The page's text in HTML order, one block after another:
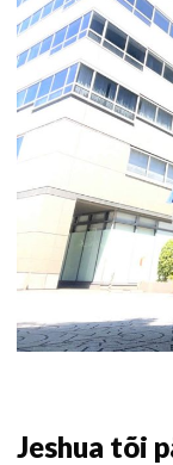
Jeshua tõi